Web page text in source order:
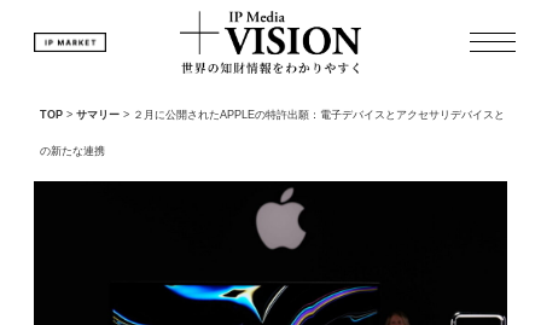
TOP > サマリー > ２月に公開されたAPPLEの特許出願：電子デバイスとアクセサリデバイスと
の新たな連携